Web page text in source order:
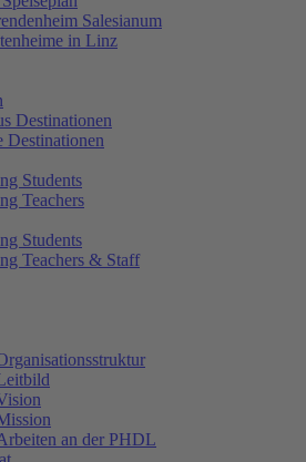
Salesianum
in Linz
Destinationen
Destinationen
Students
Teachers
Students
Teachers & Staff
an der PHDL